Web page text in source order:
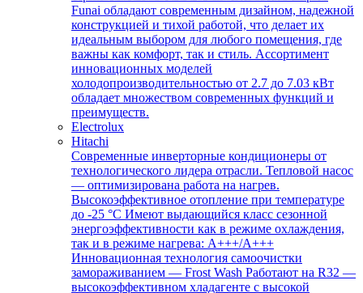
Funai обладают современным дизайном, надежной
конструкцией и тихой работой, что делает их
идеальным выбором для любого помещения, где
важны как комфорт, так и стиль. Ассортимент
инновационных моделей
холодопроизводительностью от 2.7 до 7.03 кВт
обладает множеством современных функций и
преимуществ.
Electrolux
Hitachi
Современные инверторные кондиционеры от
технологического лидера отрасли. Тепловой насос
— оптимизирована работа на нагрев.
Высокоэффективное отопление при температуре
до -25 °С Имеют выдающийся класс сезонной
энергоэффективности как в режиме охлаждения,
так и в режиме нагрева: А+++/A+++
Инновационная технология самоочистки
замораживанием — Frost Wash Работают на R32 —
высокоэффективном хладагенте с высокой